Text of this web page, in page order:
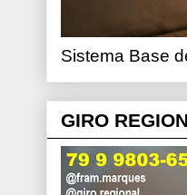
Sistema Base
GIRO